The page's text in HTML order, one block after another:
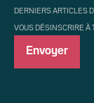
DERNIERS ARTICLES
VOUS DÉSINSCRIRE À